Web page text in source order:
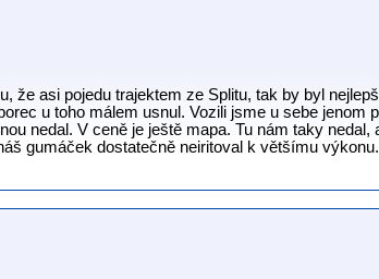
že asi pojedu trajektem ze Splitu, tak by byl
u toho málem usnul. Vozili jsme u sebe jenom
nedal. V ceně je ještě mapa. Tu nám taky
gumáček dostatečně neiritoval k většímu